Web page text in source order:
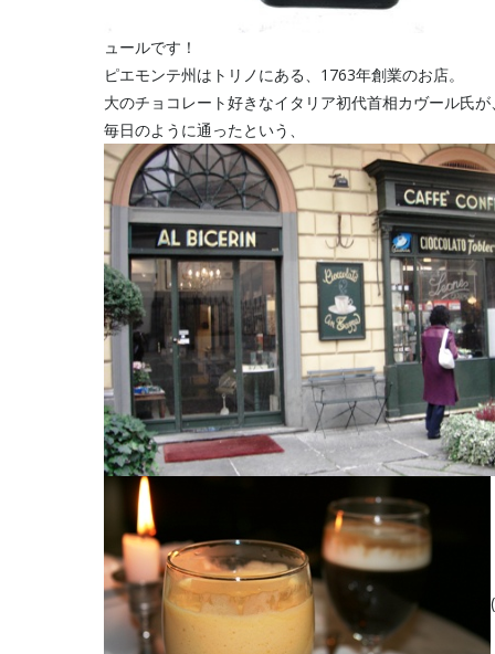
ュールです！
ピエモンテ州はトリノにある、1763年創業のお店。
大のチョコレート好きなイタリア初代首相カヴール氏が
毎日のように通ったという、